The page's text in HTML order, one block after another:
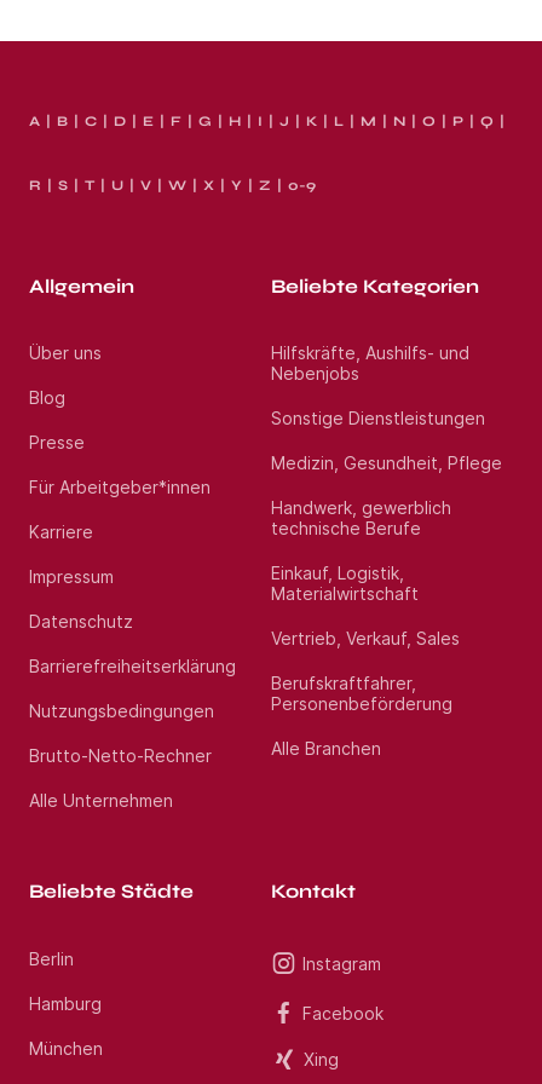
A B C D E F G H I J K L M N O P Q
R S T U V W X Y Z 0-9
Allgemein
Über uns
Blog
Presse
Für Arbeitgeber*innen
Karriere
Impressum
Datenschutz
Barrierefreiheitserklärung
Nutzungsbedingungen
Brutto-Netto-Rechner
Alle Unternehmen
Beliebte Kategorien
Hilfskräfte, Aushilfs- und
Nebenjobs
Sonstige Dienstleistungen
Medizin, Gesundheit, Pflege
Handwerk, gewerblich
technische Berufe
Einkauf, Logistik,
Materialwirtschaft
Vertrieb, Verkauf, Sales
Berufskraftfahrer,
Personenbeförderung
Alle Branchen
Beliebte Städte
Berlin
Hamburg
München
Kontakt
Instagram
Facebook
Xing